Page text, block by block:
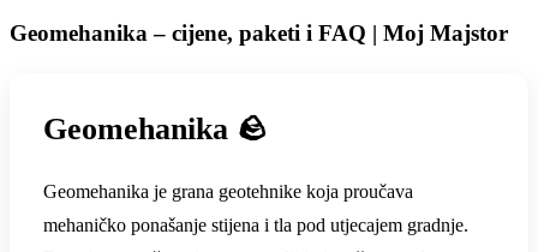
Geomehanika – cijene, paketi i FAQ | Moj Majstor
Geomehanika 🪨
Geomehanika je grana geotehnike koja proučava
mehaničko ponašanje stijena i tla pod utjecajem gradnje.